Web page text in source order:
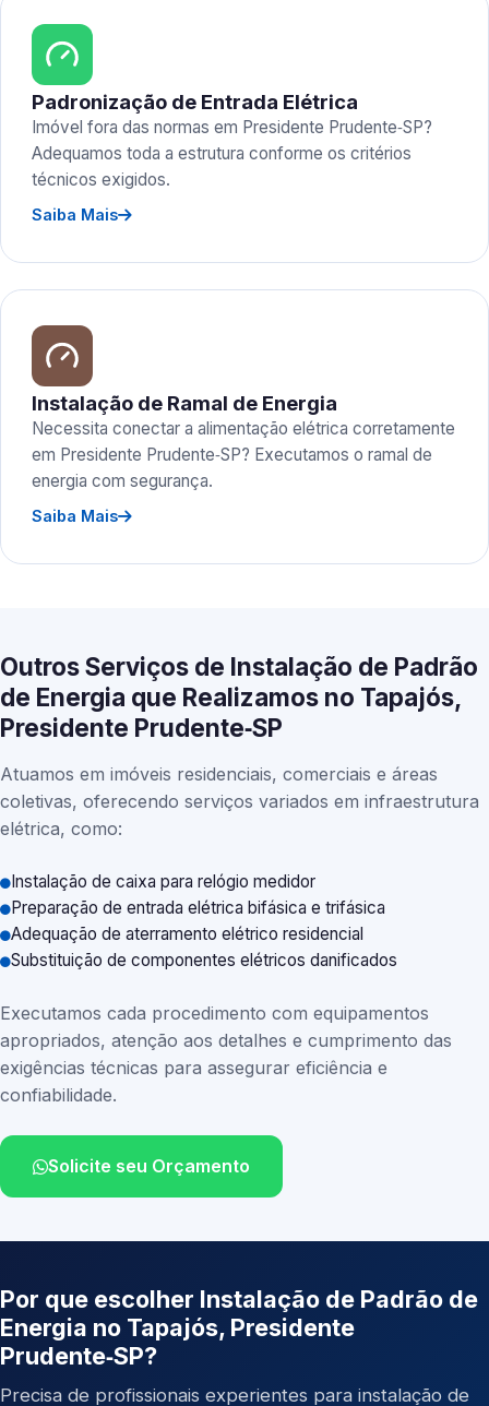
Padronização de Entrada Elétrica
Imóvel fora das normas em Presidente Prudente‑SP?
Adequamos toda a estrutura conforme os critérios
técnicos exigidos.
Saiba Mais
Instalação de Ramal de Energia
Necessita conectar a alimentação elétrica corretamente
em Presidente Prudente‑SP? Executamos o ramal de
energia com segurança.
Saiba Mais
Outros Serviços de Instalação de Padrão
de Energia que Realizamos no Tapajós,
Presidente Prudente‑SP
Atuamos em imóveis residenciais, comerciais e áreas
coletivas, oferecendo serviços variados em infraestrutura
elétrica, como:
Instalação de caixa para relógio medidor
Preparação de entrada elétrica bifásica e trifásica
Adequação de aterramento elétrico residencial
Substituição de componentes elétricos danificados
Executamos cada procedimento com equipamentos
apropriados, atenção aos detalhes e cumprimento das
exigências técnicas para assegurar eficiência e
confiabilidade.
Solicite seu Orçamento
Por que escolher Instalação de Padrão de
Energia no Tapajós, Presidente
Prudente‑SP?
Precisa de profissionais experientes para instalação de